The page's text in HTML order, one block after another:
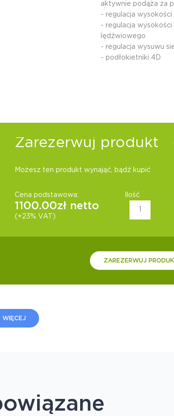
aktywnie podąża za
- regulacja wysokości
- regulacja
lędźwiowego
- regulacja wysuwu
- podłokietniki 4D
Zarezerwuj produkt
Możesz ten produkt wynająć, bądź kupić
Cena podstawowa:
1100.00zł netto
(+23% VAT)
Ilość
ZAREZERWUJ
WIĘCEJ